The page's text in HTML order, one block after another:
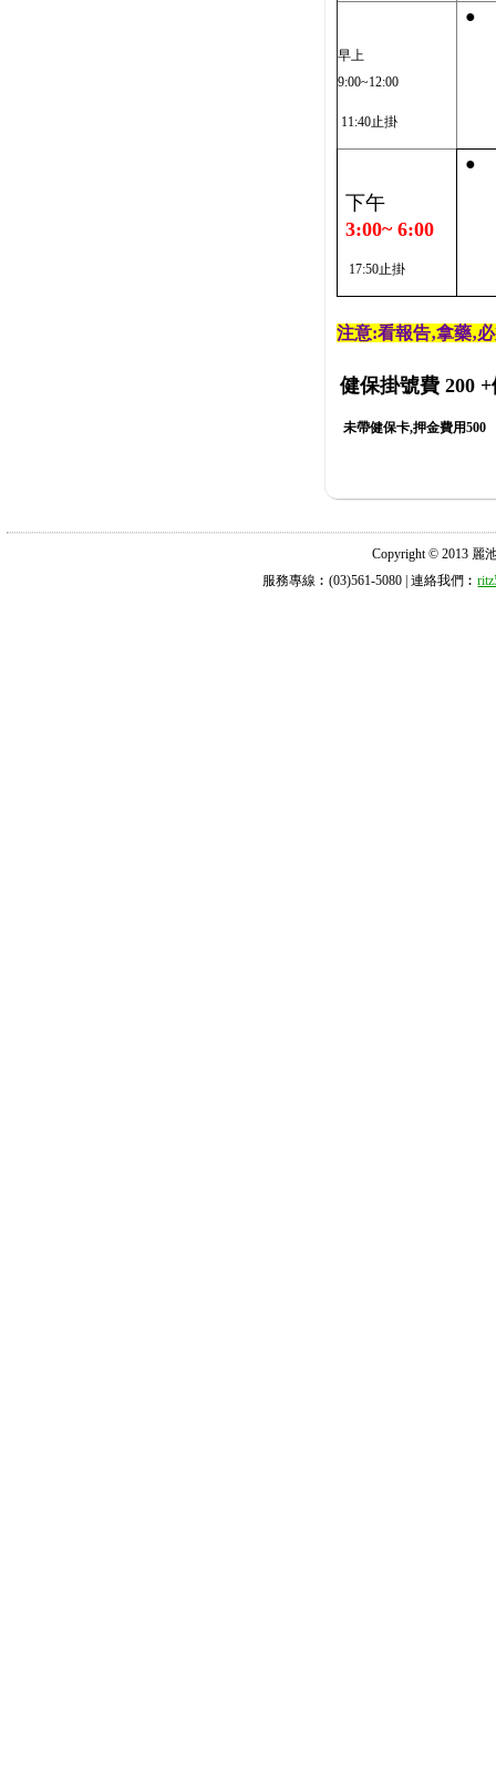
早上
9:00~12:00
11:40止掛
●
下午
3:00~ 6:00
17:50止掛
●
注意:看報告‚拿藥‚
健保掛號費 200 +
未帶健保卡,押金費用500
Copyright © 2013 麗
服務專線︰(03)561-5080 | 連絡我們︰